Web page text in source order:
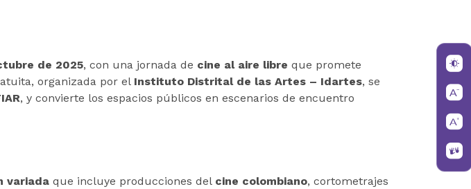
de 2025, con una jornada de cine al aire libre que promete
organizada por el Instituto Distrital de las Artes – Idartes, se
, y convierte los espacios públicos en escenarios de encuentro
variada que incluye producciones del cine colombiano, cortometrajes